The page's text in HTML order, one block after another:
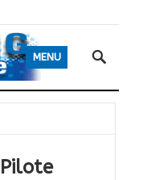
MENU